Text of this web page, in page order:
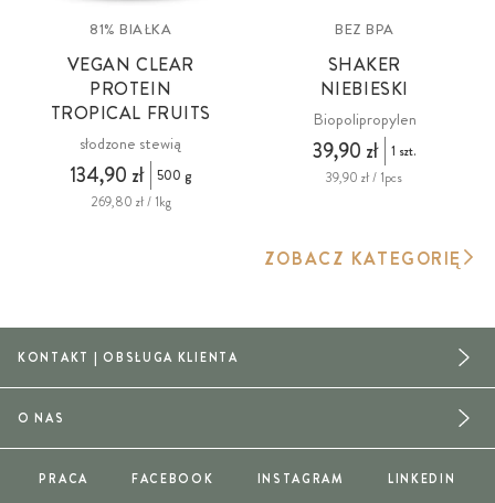
81% BIAŁKA
VEGAN CLEAR
PROTEIN
TROPICAL FRUITS
słodzone stewią
134,90 zł
500 g
269,80 zł / 1kg
BEZ BPA
SHAKER
NIEBIESKI
Biopolipropylen
39,90 zł
1 szt.
39,90 zł / 1pcs
ZOBACZ KATEGORIĘ
KONTAKT | OBSŁUGA KLIENTA
O NAS
PRACA FACEBOOK INSTAGRAM LINKEDIN